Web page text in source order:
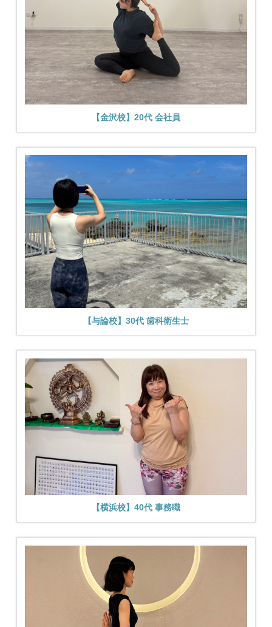
【金沢校】20代 会社員
【与論校】30代 歯科衛生士
【横浜校】40代 事務職